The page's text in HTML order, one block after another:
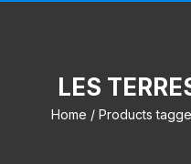
LES
Home / Products